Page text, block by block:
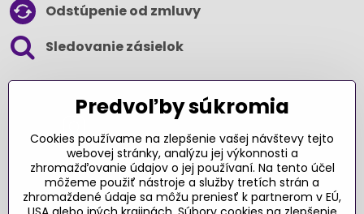
Odstúpenie od zmluvy
Sledovanie zásielok
Ďakujeme za podporu
Sme slovenský e-shop​. Fungujeme len
Predvoľby súkromia
Cookies používame na zlepšenie vašej návštevy tejto
webovej stránky, analýzu jej výkonnosti a
zhromažďovanie údajov o jej používaní. Na tento účel
môžeme použiť nástroje a služby tretích strán a
zhromaždené údaje sa môžu preniesť k partnerom v EÚ,